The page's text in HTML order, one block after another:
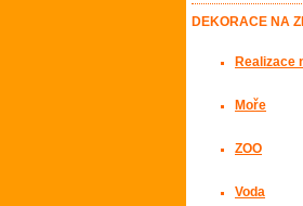
DEKORACE NA
Realizace
Moře
ZOO
Voda